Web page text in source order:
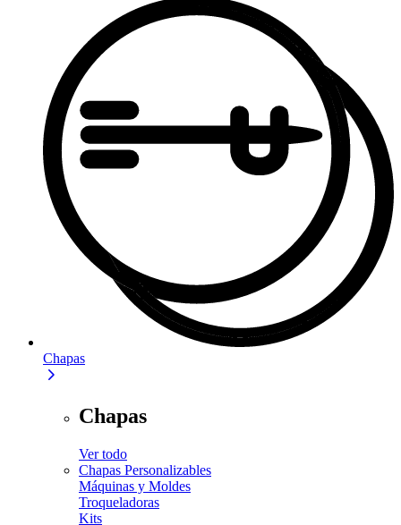
Chapas
Chapas
Ver todo
Chapas Personalizables
Máquinas y Moldes
Troqueladoras
Kits